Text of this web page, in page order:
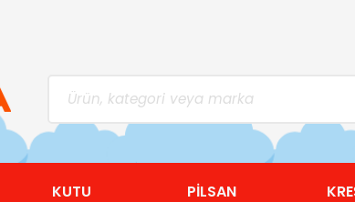
KUTU
PİLSAN